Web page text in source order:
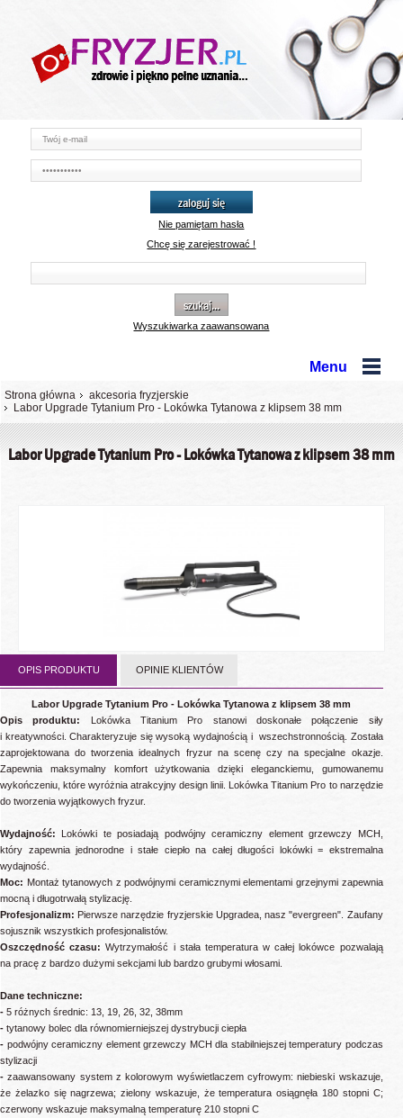
zaloguj się
Nie pamiętam hasła
Chcę się zarejestrować !
szukaj...
Wyszukiwarka zaawansowana
Menu
Strona główna
akcesoria fryzjerskie
Labor Upgrade Tytanium Pro - Lokówka Tytanowa z klipsem 38 mm
Labor Upgrade Tytanium Pro - Lokówka Tytanowa z klipsem 38 mm
OPIS PRODUKTU OPINIE KLIENTÓW
Labor Upgrade Tytanium Pro - Lokówka Tytanowa z klipsem 38 mm
Opis produktu:
Lokówka Titanium Pro stanowi doskonałe połączenie siły
i kreatywności. Charakteryzuje się wysoką wydajnością i wszechstronnością. Została
zaprojektowana do tworzenia idealnych fryzur na scenę czy na specjalne okazje.
Zapewnia maksymalny komfort użytkowania dzięki eleganckiemu, gumowanemu
wykończeniu, które wyróżnia atrakcyjny design linii. Lokówka Titanium Pro to narzędzie
do tworzenia wyjątkowych fryzur.
Wydajność: Lokówki te posiadają podwójny ceramiczny element grzewczy MCH,
który zapewnia jednorodne i stałe ciepło na całej długości lokówki = ekstremalna
wydajność.
Moc: Montaż tytanowych z podwójnymi ceramicznymi elementami grzejnymi zapewnia
mocną i długotrwałą stylizację.
Profesjonalizm: Pierwsze narzędzie fryzjerskie Upgradea, nasz "evergreen". Zaufany
sojusznik wszystkich profesjonalistów.
Oszczędność czasu:Wytrzymałość i stała temperatura w całej lokówce pozwalają
na pracę z bardzo dużymi sekcjami lub bardzo grubymi włosami.
Dane techniczne:
- 5 różnych średnic: 13, 19, 26, 32, 38mm
- tytanowy bolec dla równomierniejszej dystrybucji ciepła
- podwójny ceramiczny element grzewczy MCH dla stabilniejszej temperatury podczas
stylizacji
-zaawansowany system z kolorowym wyświetlaczem cyfrowym: niebieski wskazuje,
że żelazko się nagrzewa; zielony wskazuje, że temperatura osiągnęła 180 stopni C;
czerwony wskazuje maksymalną temperaturę 210 stopni C